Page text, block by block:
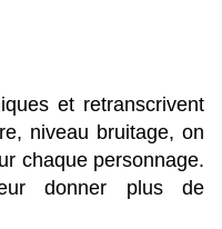
et retranscrivent
niveau bruitage, on
chaque personnage.
donner plus de